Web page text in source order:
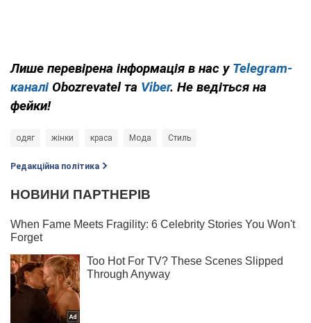
Лише перевірена інформація в нас у Telegram-
каналі Obozrevatel та Viber. Не ведіться на
фейки!
одяг жінки краса Мода Стиль
Редакційна політика